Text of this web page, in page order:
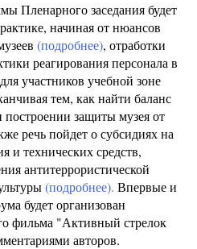
Пленарного заседания будет
начиная от нюансов
(подробнее), отработки
реагирования персонала в
участников учебной зоне
тем, как найти баланс
защиты музея от
речь пойдет о субсидиях на
и технических средств,
антитеррористической
(подробнее). Впервые и
будет организован
фильма "Активный стрелок
авторов.